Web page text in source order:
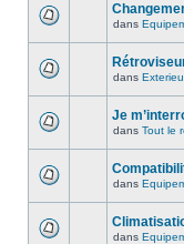
dans
dans
Je
dans Tout le
dans
dans